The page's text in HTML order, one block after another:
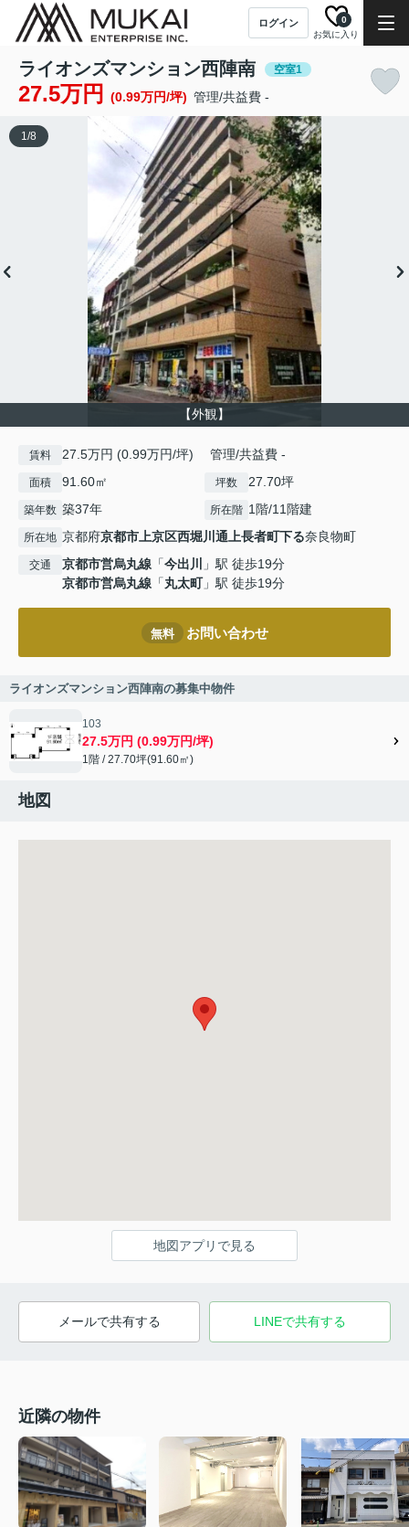
ログイン
お気に入り
0
ライオンズマンション西陣南 空室1
27.5万円 (0.99万円/坪) 管理/共益費 -
【外観】
1/8
賃料 27.5万円 (0.99万円/坪) 管理/共益費 -
面積 91.60㎡ 坪数 27.70坪
築年数 築37年 所在階 1階/11階建
所在地 京都府京都市上京区西堀川通上長者町下る奈良物町
交通 京都市営烏丸線 「今出川
」駅 徒歩19分
京都市営烏丸線 「丸太町」駅 徒歩19分
無料 お問い合わせ
ライオンズマンション西陣南の募集中物件
103
27.5万円 (0.99万円/坪)
1階 / 27.70坪(91.60㎡)
地図
地図アプリで見る
メールで共有する LINEで共有する
近隣の物件